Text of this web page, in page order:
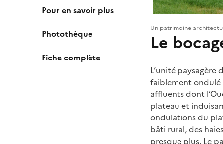
Pour en savoir plus
Photothèque
Fiche complète
Un patrimoine
Le
L’unité
faiblement ondulé
affluents dont
plateau et
ondulations du
bâti rural, des
presque plus. Le